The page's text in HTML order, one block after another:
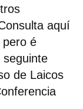
aquí
é
seguinte
de Laicos